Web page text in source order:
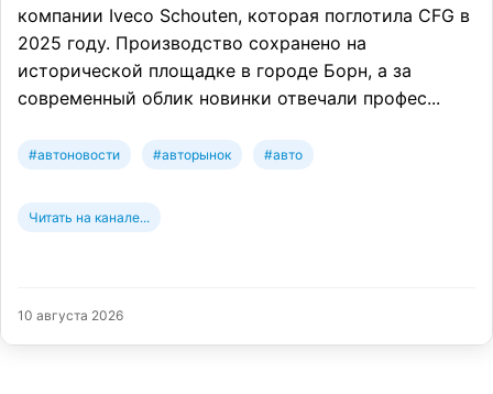
компании Iveco Schouten, которая поглотила CFG в
2025 году. Производство сохранено на
исторической площадке в городе Борн, а за
современный облик новинки отвечали профес...
#автоновости #авторынок #авто
Читать на канале...
10 августа 2026